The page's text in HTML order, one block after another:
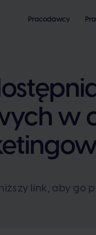
Pracodawcy
w
link, aby go